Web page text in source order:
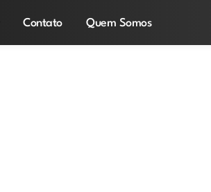
Contato Quem Somos